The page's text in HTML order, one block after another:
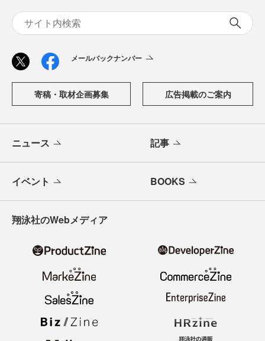
メールバックナンバー
寄稿・取材企画募集 広告掲載のご案内
ニュース 記事
イベント BOOKS
翔泳社のWebメディア